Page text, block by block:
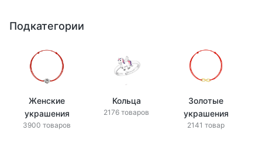
Подкатегории
Женские
украшения
3900 товаров
Кольца
2176 товаров
Золотые
украшения
2141 товар